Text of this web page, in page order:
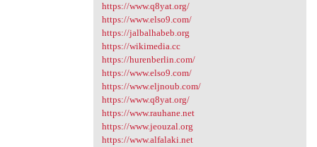
https://www.q8yat.org/
https://www.elso9.com/
https://jalbalhabeb.org
https://wikimedia.cc
https://hurenberlin.com/
https://www.elso9.com/
https://www.eljnoub.com/
https://www.q8yat.org/
https://www.rauhane.net
https://www.jeouzal.org
https://www.alfalaki.net